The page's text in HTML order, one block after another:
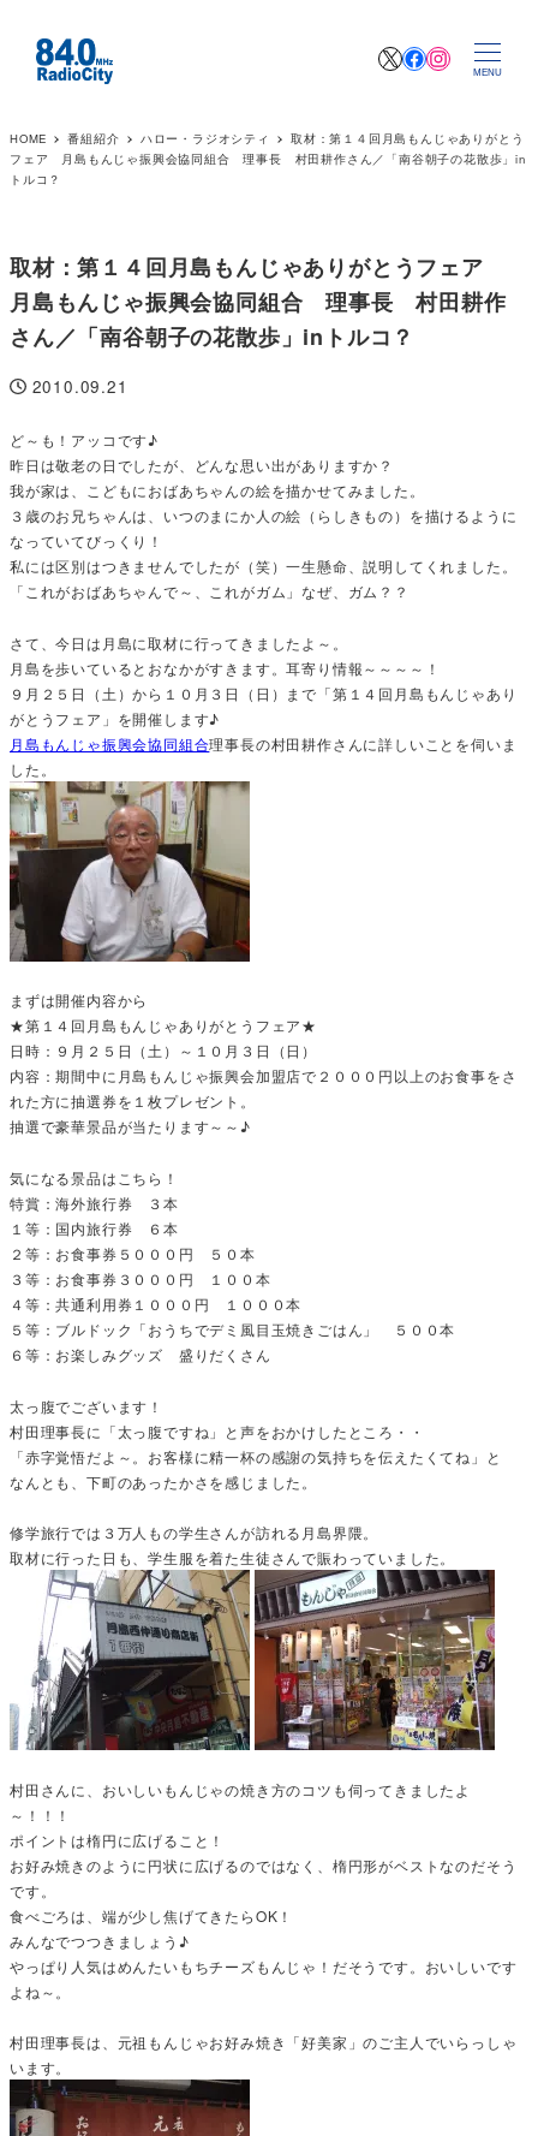
XFacebook
MENU
HOME 番組紹介 ハロー・ラジオシティ
取材：第１４回月島もんじゃありがとう
フェア 月島もんじゃ振興会協同組合 理事長 村田耕作さん／「南谷朝子の花散歩」in
トルコ？
取材：第１４回月島もんじゃありがとうフェア
月島もんじゃ振興会協同組合 理事長 村田耕作
さん／「南谷朝子の花散歩」inトルコ？
投稿日
2010.09.21
ど～も！アッコです♪
昨日は敬老の日でしたが、どんな思い出がありますか？
我が家は、こどもにおばあちゃんの絵を描かせてみました。
３歳のお兄ちゃんは、いつのまにか人の絵（らしきもの）を描けるように
なっていてびっくり！
私には区別はつきませんでしたが（笑）一生懸命、説明してくれました。
「これがおばあちゃんで～、これがガム」なぜ、ガム？？
さて、今日は月島に取材に行ってきましたよ～。
月島を歩いているとおなかがすきます。耳寄り情報～～～～！
９月２５日（土）から１０月３日（日）まで「第１４回月島もんじゃあり
がとうフェア」を開催します♪
月島もんじゃ振興会協同組合理事長の村田耕作さんに詳しいことを伺いま
した。
まずは開催内容から
★第１４回月島もんじゃありがとうフェア★
日時：９月２５日（土）～１０月３日（日）
内容：期間中に月島もんじゃ振興会加盟店で２０００円以上のお食事をさ
れた方に抽選券を１枚プレゼント。
抽選で豪華景品が当たります～～♪
気になる景品はこちら！
特賞：海外旅行券 ３本
１等：国内旅行券 ６本
２等：お食事券５０００円 ５０本
３等：お食事券３０００円 １００本
４等：共通利用券１０００円 １０００本
５等：ブルドック「おうちでデミ風目玉焼きごはん」 ５００本
６等：お楽しみグッズ 盛りだくさん
太っ腹でございます！
村田理事長に「太っ腹ですね」と声をおかけしたところ・・
「赤字覚悟だよ～。お客様に精一杯の感謝の気持ちを伝えたくてね」と
なんとも、下町のあったかさを感じました。
修学旅行では３万人もの学生さんが訪れる月島界隈。
取材に行った日も、学生服を着た生徒さんで賑わっていました。
村田さんに、おいしいもんじゃの焼き方のコツも伺ってきましたよ
～！！！
ポイントは楕円に広げること！
お好み焼きのように円状に広げるのではなく、楕円形がベストなのだそう
です。
食べごろは、端が少し焦げてきたらOK！
みんなでつつきましょう♪
やっぱり人気はめんたいもちチーズもんじゃ！だそうです。おいしいです
よね～。
村田理事長は、元祖もんじゃお好み焼き「好美家」のご主人でいらっしゃ
います。